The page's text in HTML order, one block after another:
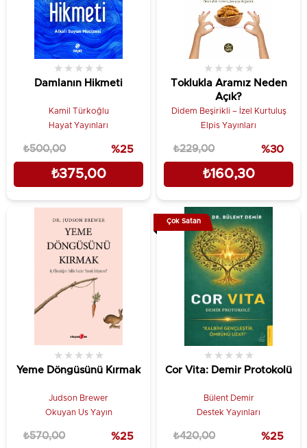
Damlanın Hikmeti
★ ★ ★ ★ ★
Kamil Türkoğlu
Hayat Yayınları
₺375,00
₺500,00 %25
Toklukla Aramız Neden
Açık?
★ ★ ★ ★ ★
Didem Beşirikli – İzel Kurtuluş
Elpis Yayınları
₺160,30
₺229,00 %30
Yeme Döngüsünü Kırmak
★ ★ ★ ★ ★
Judson Brewer
Okuyan Us Yayın
₺570,00 %25
Cor Vita: Demir Protokolü
★ ★ ★ ★ ★
Bülent Demir
Destek Yayınları
₺420,00 %25
Çok Satan